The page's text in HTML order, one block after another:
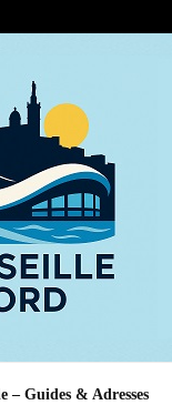
– Guides & Adresses